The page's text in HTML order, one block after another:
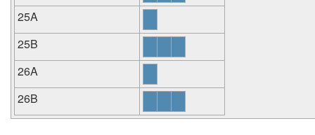
25A
25B
26A
26B